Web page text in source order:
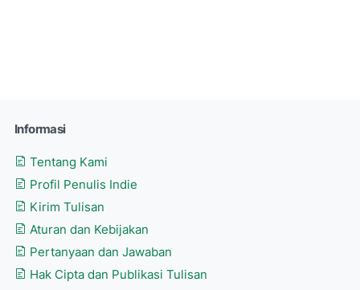
Informasi
Tentang Kami
Profil Penulis Indie
Kirim Tulisan
Aturan dan Kebijakan
Pertanyaan dan Jawaban
Hak Cipta dan Publikasi Tulisan